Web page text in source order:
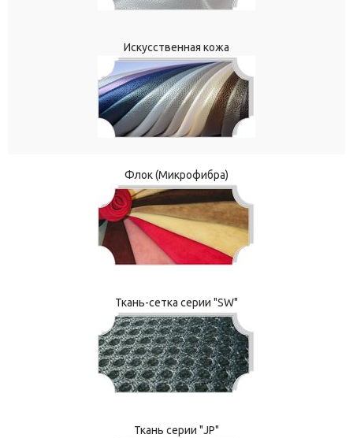
Искусственная кожа
Флок (Микрофибра)
Ткань-сетка серии "SW"
Ткань серии "JP"